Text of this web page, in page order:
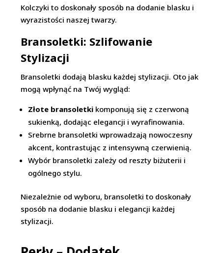
Kolczyki to doskonały sposób na dodanie blasku i
wyrazistości naszej twarzy.
Bransoletki: Szlifowanie
Stylizacji
Bransoletki dodają blasku każdej stylizacji. Oto jak
mogą wpłynąć na Twój wygląd:
Złote bransoletki komponują się z czerwoną
sukienką, dodając elegancji i wyrafinowania.
Srebrne bransoletki wprowadzają nowoczesny
akcent, kontrastując z intensywną czerwienią.
Wybór bransoletki zależy od reszty biżuterii i
ogólnego stylu.
Niezależnie od wyboru, bransoletki to doskonały
sposób na dodanie blasku i elegancji każdej
stylizacji.